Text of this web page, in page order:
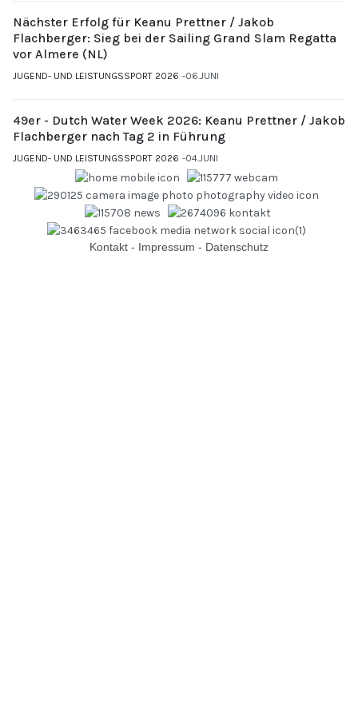
Nächster Erfolg für Keanu Prettner / Jakob
Flachberger: Sieg bei der Sailing Grand Slam Regatta
vor Almere (NL)
JUGEND- UND LEISTUNGSSPORT 2026 06.JUNI
49er - Dutch Water Week 2026: Keanu Prettner / Jakob
Flachberger nach Tag 2 in Führung
JUGEND- UND LEISTUNGSSPORT 2026 04.JUNI
Kontakt - Impressum - Datenschutz